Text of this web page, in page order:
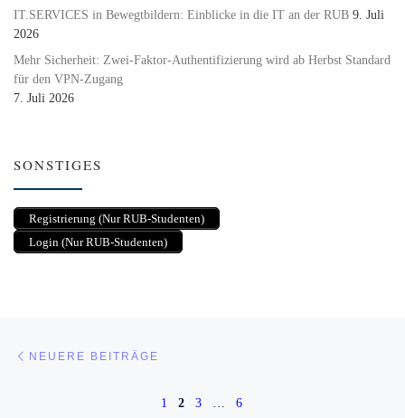
IT.SERVICES in Bewegtbildern: Einblicke in die IT an der RUB 9. Juli
2026
Mehr Sicherheit: Zwei-Faktor-Authentifizierung wird ab Herbst Standard
für den VPN-Zugang
7. Juli 2026
SONSTIGES
Registrierung (Nur RUB-Studenten)
Login (Nur RUB-Studenten)
NEUERE BEITRÄGE
1 2 3 … 6